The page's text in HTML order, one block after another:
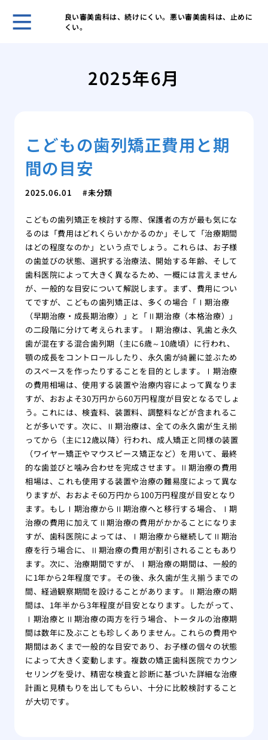
良い審美歯科は、続けにくい。悪い審美歯科は、止めに
くい。
2025年6月
こどもの歯列矯正費用と期
間の目安
2025.06.01 未分類
こどもの歯列矯正を検討する際、保護者の方が最も気にな
るのは「費用はどれくらいかかるのか」そして「治療期間
はどの程度なのか」という点でしょう。これらは、お子様
の歯並びの状態、選択する治療法、開始する年齢、そして
歯科医院によって大きく異なるため、一概には言えません
が、一般的な目安について解説します。まず、費用につい
てですが、こどもの歯列矯正は、多くの場合「Ⅰ期治療
（早期治療・成長期治療）」と「Ⅱ期治療（本格治療）」
の二段階に分けて考えられます。Ⅰ期治療は、乳歯と永久
歯が混在する混合歯列期（主に6歳～10歳頃）に行われ、
顎の成長をコントロールしたり、永久歯が綺麗に並ぶため
のスペースを作ったりすることを目的とします。Ⅰ期治療
の費用相場は、使用する装置や治療内容によって異なりま
すが、おおよそ30万円から60万円程度が目安となるでしょ
う。これには、検査料、装置料、調整料などが含まれるこ
とが多いです。次に、Ⅱ期治療は、全ての永久歯が生え揃
ってから（主に12歳以降）行われ、成人矯正と同様の装置
（ワイヤー矯正やマウスピース矯正など）を用いて、最終
的な歯並びと噛み合わせを完成させます。Ⅱ期治療の費用
相場は、これも使用する装置や治療の難易度によって異な
りますが、おおよそ60万円から100万円程度が目安となり
ます。もしⅠ期治療からⅡ期治療へと移行する場合、Ⅰ期
治療の費用に加えてⅡ期治療の費用がかかることになりま
すが、歯科医院によっては、Ⅰ期治療から継続してⅡ期治
療を行う場合に、Ⅱ期治療の費用が割引されることもあり
ます。次に、治療期間ですが、Ⅰ期治療の期間は、一般的
に1年から2年程度です。その後、永久歯が生え揃うまでの
間、経過観察期間を設けることがあります。Ⅱ期治療の期
間は、1年半から3年程度が目安となります。したがって、
Ⅰ期治療とⅡ期治療の両方を行う場合、トータルの治療期
間は数年に及ぶことも珍しくありません。これらの費用や
期間はあくまで一般的な目安であり、お子様の個々の状態
によって大きく変動します。複数の矯正歯科医院でカウン
セリングを受け、精密な検査と診断に基づいた詳細な治療
計画と見積もりを出してもらい、十分に比較検討すること
が大切です。